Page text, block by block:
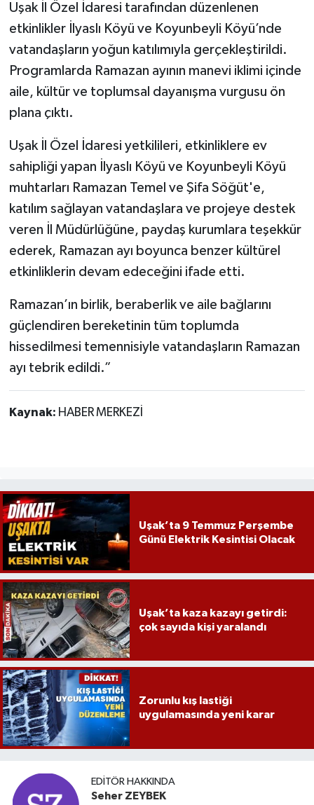
Uşak İl Özel İdaresi tarafından düzenlenen
etkinlikler İlyaslı Köyü ve Koyunbeyli Köyü’nde
vatandaşların yoğun katılımıyla gerçekleştirildi.
Programlarda Ramazan ayının manevi iklimi içinde
aile, kültür ve toplumsal dayanışma vurgusu ön
plana çıktı.
Uşak İl Özel İdaresi yetkilileri, etkinliklere ev
sahipliği yapan İlyaslı Köyü ve Koyunbeyli Köyü
muhtarları Ramazan Temel ve Şifa Söğüt'e,
katılım sağlayan vatandaşlara ve projeye destek
veren İl Müdürlüğüne, paydaş kurumlara teşekkür
ederek, Ramazan ayı boyunca benzer kültürel
etkinliklerin devam edeceğini ifade etti.
Ramazan’ın birlik, beraberlik ve aile bağlarını
güçlendiren bereketinin tüm toplumda
hissedilmesi temennisiyle vatandaşların Ramazan
ayı tebrik edildi.”
Kaynak: HABER MERKEZİ
Uşak’ta 9 Temmuz Perşembe
Günü Elektrik Kesintisi Olacak
Uşak’ta kaza kazayı getirdi:
çok sayıda kişi yaralandı
Zorunlu kış lastiği
uygulamasında yeni karar
EDITÖR HAKKINDA
Seher ZEYBEK